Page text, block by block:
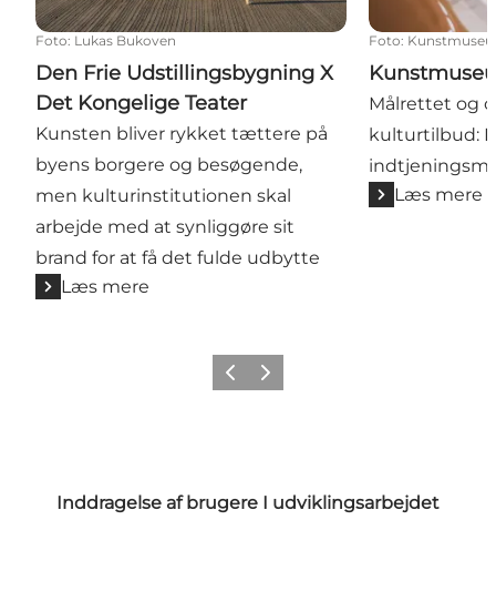
Foto: Lukas Bukoven
Den Frie Udstillingsbygning X
Det Kongelige Teater
Kunsten bliver rykket tættere på
byens borgere og besøgende,
men kulturinstitutionen skal
arbejde med at synliggøre sit
brand for at få det fulde udbytte
Læs mere
Foto:
Målrettet og
kulturtilbud:
Læs mere
ForrigeNæste
Inddragelse af brugere I udviklingsarbejdet